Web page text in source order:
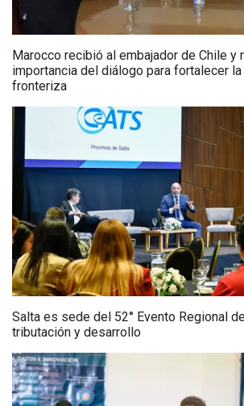
Marocco recibió al embajador de Chile y
importancia del diálogo para fortalecer
fronteriza
Salta es sede del 52° Evento Regional
tributación y desarrollo